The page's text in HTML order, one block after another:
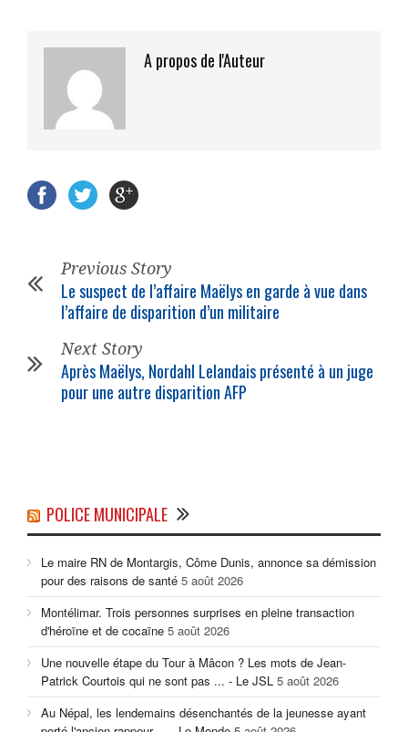
A propos de l'Auteur
Previous Story
Le suspect de l’affaire Maëlys en garde à vue dans
l’affaire de disparition d’un militaire
Next Story
Après Maëlys, Nordahl Lelandais présenté à un juge
pour une autre disparition AFP
POLICE MUNICIPALE
Le maire RN de Montargis, Côme Dunis, annonce sa démission
pour des raisons de santé 5 août 2026
Montélimar. Trois personnes surprises en pleine transaction
d'héroïne et de cocaïne 5 août 2026
Une nouvelle étape du Tour à Mâcon ? Les mots de Jean-
Patrick Courtois qui ne sont pas ... - Le JSL 5 août 2026
Au Népal, les lendemains désenchantés de la jeunesse ayant